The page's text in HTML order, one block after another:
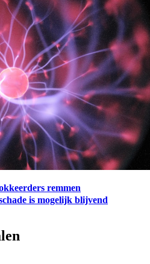
remmen
is mogelijk blijvend